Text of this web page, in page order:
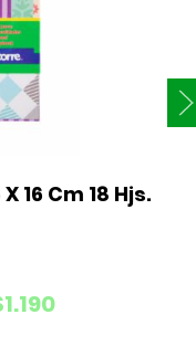
16 Cm 18 Hjs.
1.190